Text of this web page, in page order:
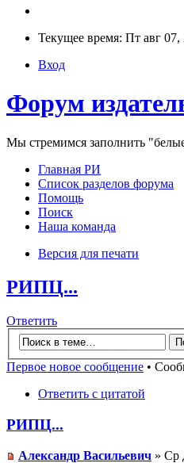
Текущее время: Пт авг 07,
Вход
Форум
Мы стремимся заполнить
Главная РИ
Список разделов форума
Помощь
Поиск
Наша команда
Версия для печати
РИПЦ...
Ответить
Первое новое сообщение •
Ответить с цитатой
РИПЦ...
Александр Васильевич » Ср